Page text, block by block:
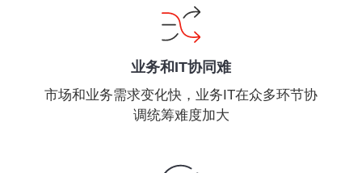
业务和IT协同难
市场和业务需求变化快，业务IT在众多环节协
调统筹难度加大